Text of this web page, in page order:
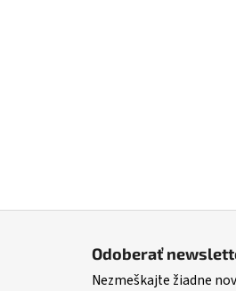
Odoberať
Nezmeškajte žiadne